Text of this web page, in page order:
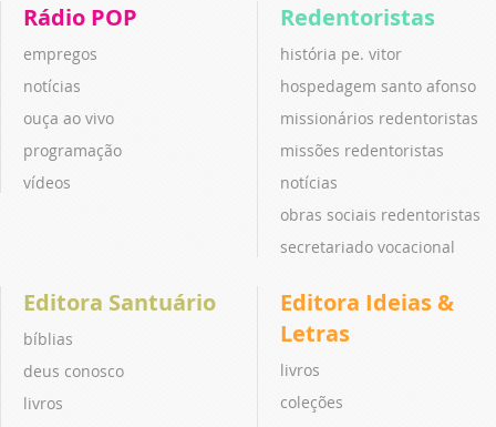
Rádio POP
empregos
notícias
ouça ao vivo
programação
vídeos
Redentoristas
história pe. vitor
hospedagem santo afonso
missionários redentoristas
missões redentoristas
notícias
obras sociais redentoristas
secretariado vocacional
Editora Santuário
bíblias
deus conosco
livros
Editora Ideias &
Letras
livros
coleções